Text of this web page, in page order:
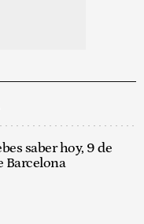
saber hoy, 9 de
Barcelona